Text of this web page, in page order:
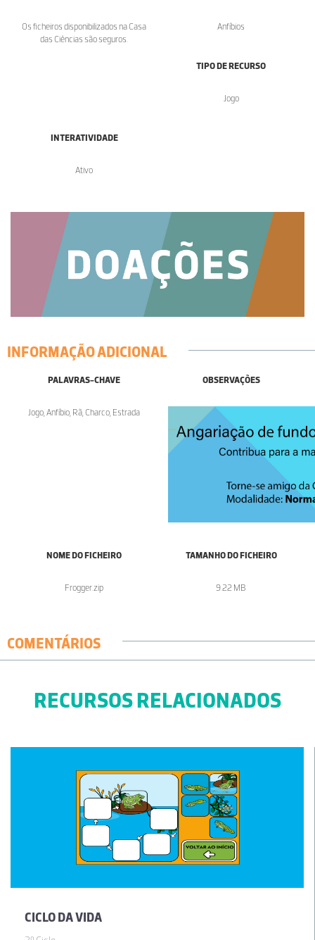
Os ficheiros disponibilizados na Casa
das Ciências são seguros.
Anfíbios
TIPO DE RECURSO
Jogo
INTERATIVIDADE
Ativo
INFORMAÇÃO ADICIONAL
PALAVRAS-CHAVE
Jogo, Anfíbio, Rã, Charco, Estrada
OBSERVAÇÕES
NOME DO FICHEIRO
Frogger.zip
TAMANHO DO FICHEIRO
9.22 MB
COMENTÁRIOS
RECURSOS RELACIONADOS
CICLO DA VIDA